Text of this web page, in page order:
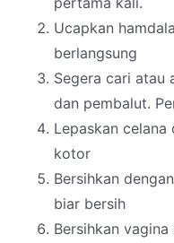
Ucapkan
berlangsung
Segera cari atau
dan pembalut.
Lepaskan
kotor
Bersihkan
biar bersih
Bersihkan